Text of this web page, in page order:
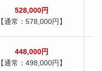
528,000円
【通常：578,000円】
448,000円
【通常：498,000円】